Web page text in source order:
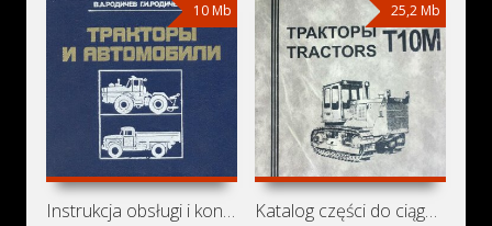
10 Mb
Instrukcja obsługi i konserwacji T-150K, DT-75MV, MTZ-80,
25,2 Mb
Katalog części do ciągnika ChTZ T-10M